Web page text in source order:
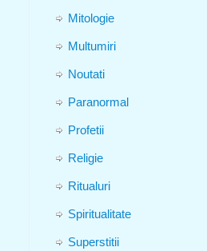
Mitologie
Multumiri
Noutati
Paranormal
Profetii
Religie
Ritualuri
Spiritualitate
Superstitii